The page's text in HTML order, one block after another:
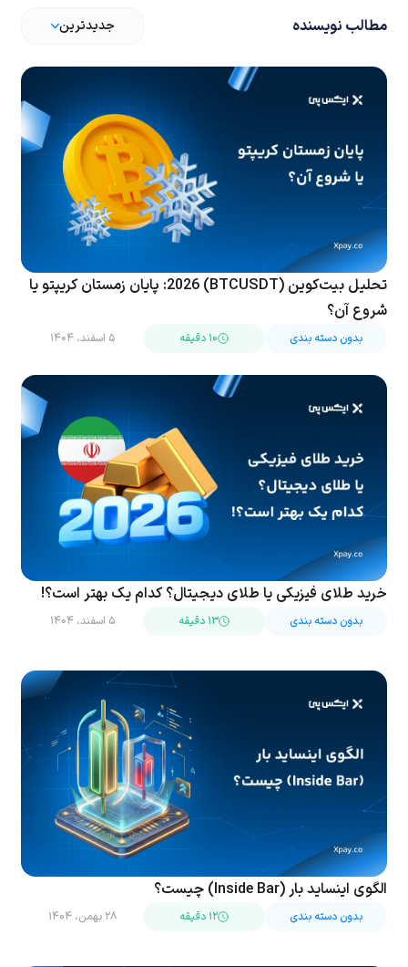
مطالب نویسنده جدیدترین
تحلیل بیت‌کوین (BTCUSDT) 2026: پایان زمستان کریپتو یا
شروع آن؟
بدون دسته بندی ۱۰ دقیقه ۵ اسفند، ۱۴۰۴
خرید طلای فیزیکی یا طلای دیجیتال؟ کدام یک بهتر است؟!
بدون دسته بندی ۱۳ دقیقه ۵ اسفند، ۱۴۰۴
الگوی اینساید بار (Inside Bar) چیست؟
بدون دسته بندی ۱۲ دقیقه ۲۸ بهمن، ۱۴۰۴